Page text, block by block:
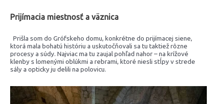
Prijímacia miestnosť a väznica
Prišla som do Grófskeho domu, konkrétne do prijímacej siene,
ktorá mala bohatú históriu a uskutočňovali sa tu taktiež rôzne
procesy a súdy. Najviac ma tu zaujal pohľad nahor – na krížové
klenby s lomenými oblúkmi a rebrami, ktoré niesli stĺpy v strede
sály a opticky ju delili na polovicu.